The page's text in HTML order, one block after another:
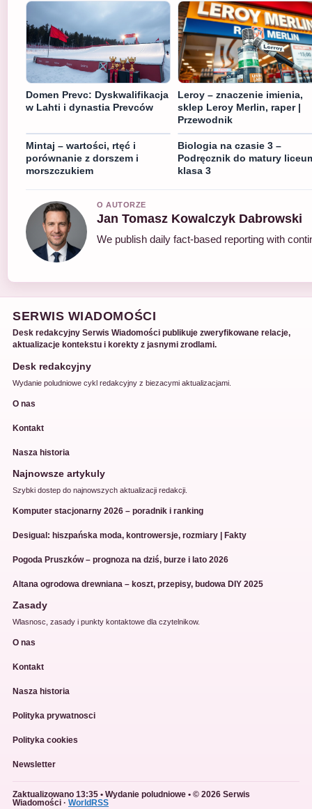
Domen Prevc: Dyskwalifikacja
w Lahti i dynastia Prevców
Leroy – znaczenie imienia,
sklep Leroy Merlin, raper |
Przewodnik
Mintaj – wartości, rtęć i
porównanie z dorszem i
morszczukiem
Biologia na czasie 3 –
Podręcznik do matury
klasa 3
O AUTORZE
Jan Tomasz Kowalczyk Dabrowski
We publish daily fact-based reporting with
SERWIS WIADOMOŚCI
Desk redakcyjny Serwis Wiadomości publikuje zweryfikowane relacje,
aktualizacje kontekstu i korekty z jasnymi zrodlami.
Desk redakcyjny
Wydanie poludniowe cykl redakcyjny z biezacymi aktualizacjami.
O nas
Kontakt
Nasza historia
Najnowsze artykuly
Szybki dostep do najnowszych aktualizacji redakcji.
Komputer stacjonarny 2026 – poradnik i ranking
Desigual: hiszpańska moda, kontrowersje, rozmiary | Fakty
Pogoda Pruszków – prognoza na dziś, burze i lato 2026
Altana ogrodowa drewniana – koszt, przepisy, budowa DIY 2025
Zasady
Wlasnosc, zasady i punkty kontaktowe dla czytelnikow.
O nas
Kontakt
Nasza historia
Polityka prywatnosci
Polityka cookies
Newsletter
Zaktualizowano 13:35 • Wydanie poludniowe • © 2026 Serwis
Wiadomości · WorldRSS